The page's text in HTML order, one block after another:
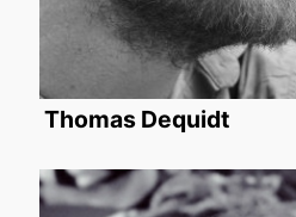
Thomas Dequidt